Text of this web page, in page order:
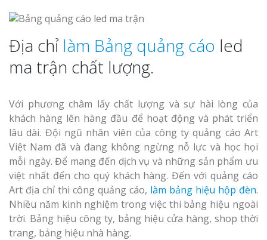
Địa chỉ làm Bảng quảng cáo led
ma trận chất lượng.
Với phương châm lấy chất lượng và sự hài lòng của
khách hàng lên hàng đầu để hoạt động và phát triển
lâu dài. Đội ngũ nhân viên của công ty quảng cáo Art
Việt Nam đã và đang không ngừng nỗ lực và học họi
mỗi ngày. Để mang đến dịch vụ và những sản phẩm ưu
việt nhất đến cho quý khách hàng. Đến với quảng cáo
Art địa chỉ thi công quảng cáo, làm bảng hiệu hộp đèn.
Nhiều năm kinh nghiệm trong việc thi bảng hiệu ngoài
trời. Bảng hiệu công ty, bảng hiệu cửa hàng, shop thời
trang, bảng hiệu nhà hàng.
Làm Biển
Mỹ Phẩm Vinh Thu
Hàng
Top 10 Mẫu
Hiệu Shop
Nghệ An Đẹp